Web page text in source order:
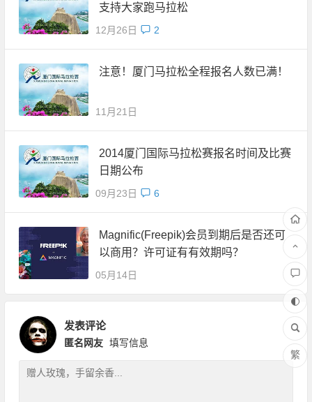
支持大家跑马拉松
12月26日 2
注意！厦门马拉松全程报名人数已满！
11月21日
2014厦门国际马拉松赛报名时间及比赛
日期公布
09月23日 6
Magnific(Freepik)会员到期后是否还可
以商用？许可证有有效期吗？
05月14日
发表评论
匿名网友 填写信息
繁